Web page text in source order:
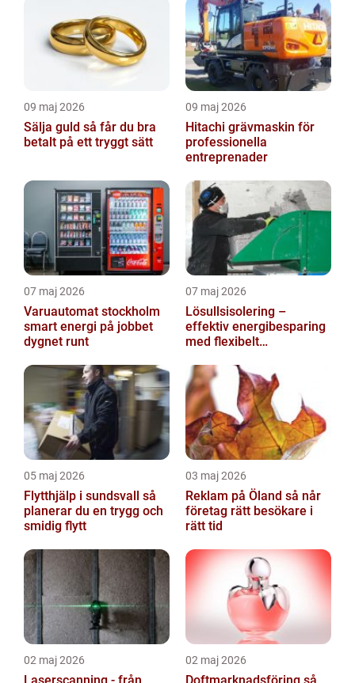
09 maj 2026
Sälja guld så får du bra
betalt på ett tryggt sätt
09 maj 2026
Hitachi grävmaskin för
professionella
entreprenader
07 maj 2026
Varuautomat stockholm
smart energi på jobbet
dygnet runt
07 maj 2026
Lösullsisolering –
effektiv energibesparing
med flexibelt
05 maj 2026
Flytthjälp i sundsvall så
planerar du en trygg och
smidig flytt
03 maj 2026
Reklam på Öland så når
företag rätt besökare i
rätt tid
02 maj 2026 02 maj 2026